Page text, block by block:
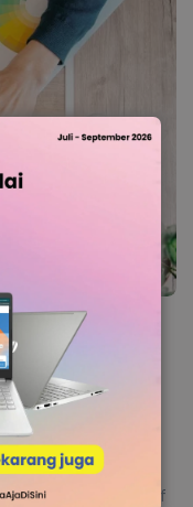
Diperbarui:
Desain
informasi
di bidang kreatif